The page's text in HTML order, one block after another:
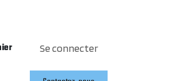
Se connecter